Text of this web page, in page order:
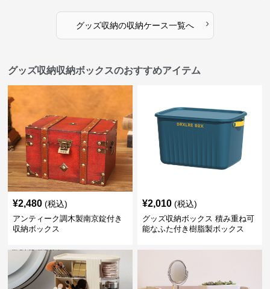
グッズ収納の収納ケース一覧へ ›
グッズ収納収納ボックスのおすすめアイテム
¥2,480 (税込)
アンティーク調木製南京錠付き
収納ボックス
¥2,010 (税込)
グッズ収納ボックス 積み重ね可
能なふた付き樹脂製ボックス